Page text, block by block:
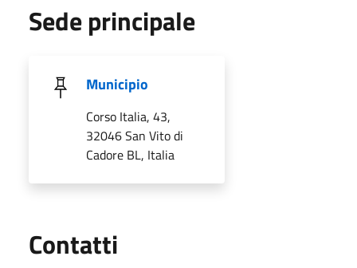
Sede principale
Municipio
Corso Italia, 43,
32046 San Vito di
Cadore BL, Italia
Contatti